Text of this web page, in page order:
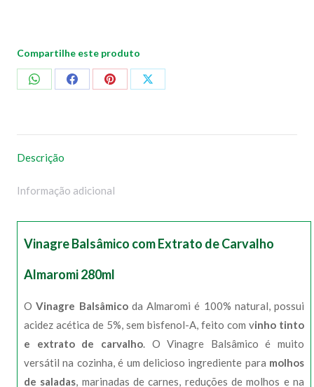
Compartilhe este produto
CompartilharCompartilharCompartilharCompartilhar
Descrição
Informação adicional
Vinagre Balsâmico com Extrato de Carvalho
Almaromi 280ml
OVinagre Balsâmicoda Almaromi é 100% natural, possui
acidez acética de 5%, sem bisfenol-A, feito com vinho tinto
e extrato de carvalho. O Vinagre Balsâmico é muito
versátil na cozinha, é um delicioso ingrediente para molhos
de saladas, marinadas de carnes, reduções de molhos e na